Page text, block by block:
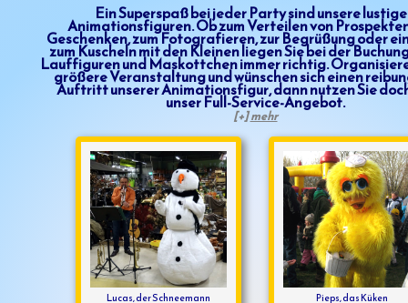
Ein Superspaß bei jeder Party sind unsere
Animationsfiguren. Ob zum Verteilen von
Geschenken, zum Fotografieren, zur Begrüßung oder
zum Kuscheln mit den Kleinen liegen Sie bei der
Lauffiguren und Maskottchen immer richtig.
größere Veranstaltung und wünschen sich einen
Auftritt unserer Animationsfigur, dann nutzen Sie
unser Full-Service-Angebot.
[+]mehr
Lucas, der Schneemann Pieps, das Küken